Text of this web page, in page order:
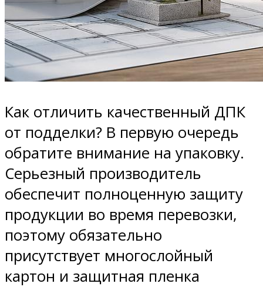
Как отличить качественный ДПК
от подделки? В первую очередь
обратите внимание на упаковку.
Серьезный производитель
обеспечит полноценную защиту
продукции во время перевозки,
поэтому обязательно
присутствует многослойный
картон и защитная пленка